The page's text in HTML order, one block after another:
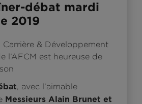
débat mardi
2019
Carrière & Développement
l’AFCM est heureuse de
, avec l’aimable
Messieurs Alain Brunet et